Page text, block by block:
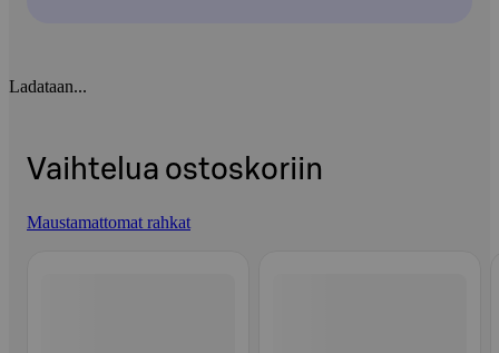
Ladataan...
Vaihtelua ostoskoriin
Maustamattomat rahkat